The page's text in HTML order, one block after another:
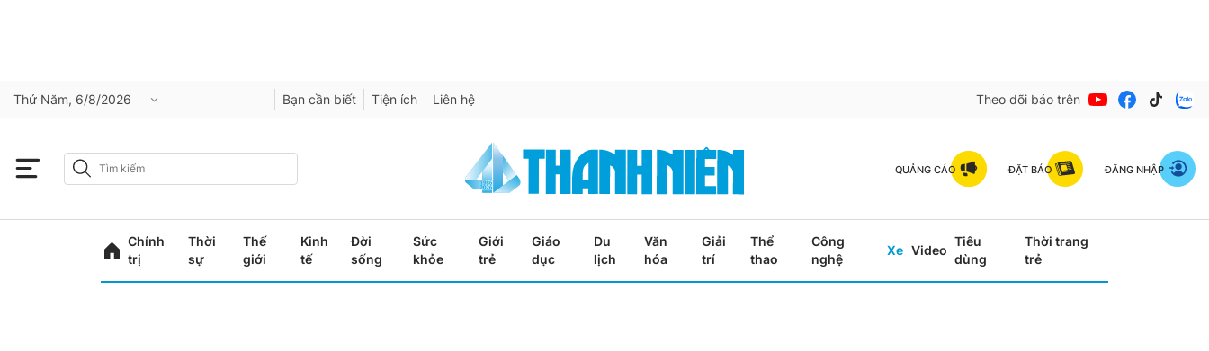
Thứ Năm, 6/8/2026 Bạn cần biết Tiện ích Liên hệ Theo dõi báo trên
QUẢNG CÁO ĐẶT BÁO ĐĂNG NHẬP
Chính
trị
Thời
sự
Thế
giới
Kinh
tế
Đời
sống
Sức
khỏe
Giới
trẻ
Giáo
dục
Du
lịch
Văn
hóa
Giải
trí
Thể
thao
Công
nghệ
Xe Video
Tiêu
dùng
Thời trang
trẻ